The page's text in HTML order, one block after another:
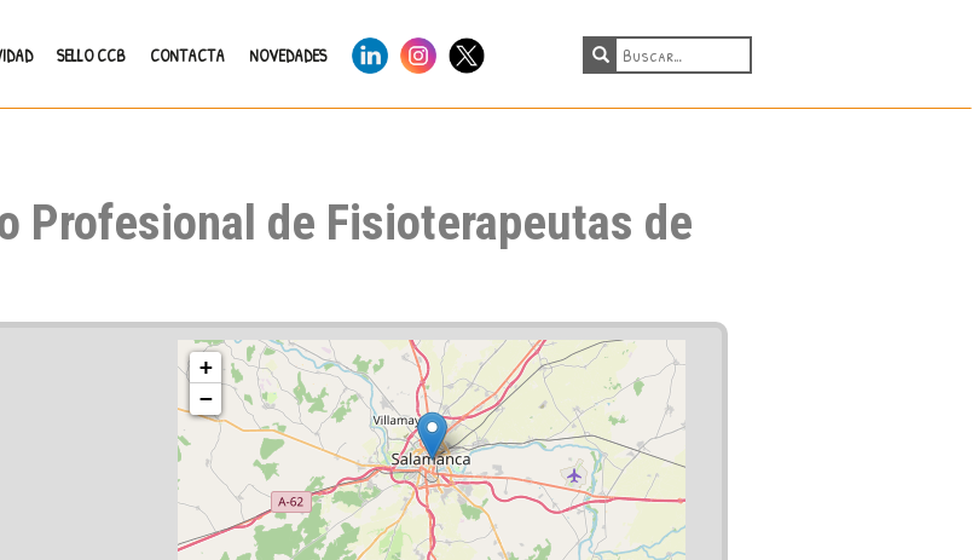
SELLO CCB CONTACTA NOVEDADES LinkedInInstagramTwitter
Profesional de Fisioterapeutas de
+
−